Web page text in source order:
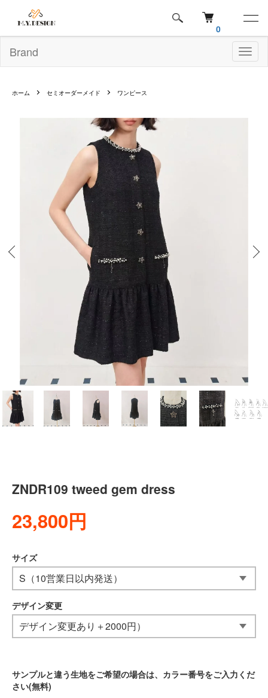
Brand
0
ホーム セミオーダーメイド ワンピース
ZNDR109 tweed gem dress
23,800円
サイズ
デザイン変更
サンプルと違う生地をご希望の場合は、カラー番号をご入力くだ
さい(無料)